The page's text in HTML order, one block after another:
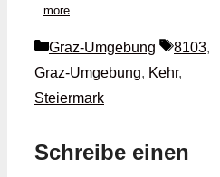
more
Kategorien
Graz-Umgebung 8103,
Graz-Umgebung, Kehr,
Steiermark
Schreibe einen